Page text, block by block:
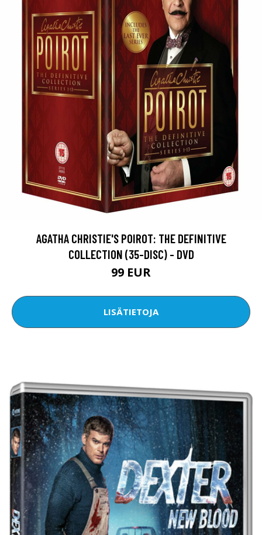
AGATHA CHRISTIE'S POIROT: THE DEFINITIVE
COLLECTION (35-DISC) - DVD
99 EUR
LISÄTIETOJA